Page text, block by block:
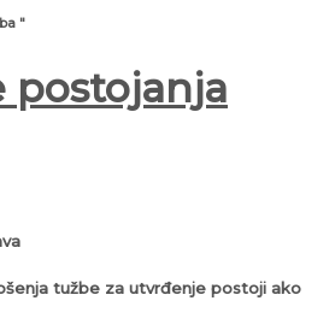
"
postojanja
tužbe za utvrđenje postoji ako